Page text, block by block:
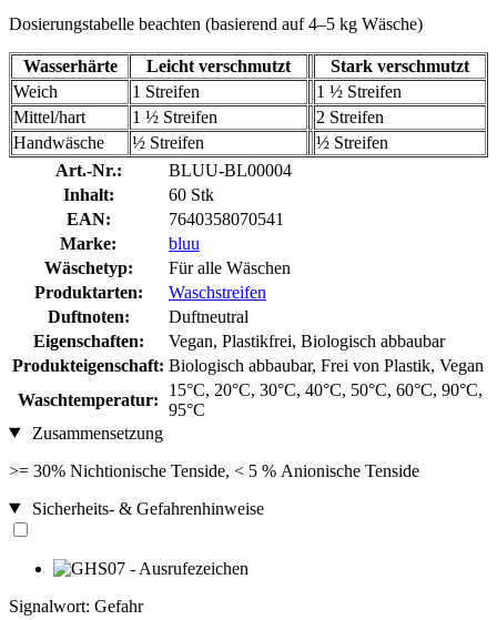
Dosierungstabelle beachten (basierend auf 4–5 kg Wäsche)
Wasserhärte Leicht verschmutzt
Stark verschmutzt
Weich
1 Streifen
1 ½ Streifen
Mittel/hart
1 ½ Streifen
2 Streifen
Handwäsche
½ Streifen
½ Streifen
Art.-Nr.:
BLUU-BL00004
Inhalt:
60 Stk
EAN:
7640358070541
Marke:
bluu
Wäschetyp:
Für alle Wäschen
Produktarten:
Waschstreifen
Duftnoten:
Duftneutral
Eigenschaften:
Vegan, Plastikfrei, Biologisch abbaubar
Produkteigenschaft: Biologisch abbaubar, Frei von Plastik, Vegan
Waschtemperatur:
15°C, 20°C, 30°C, 40°C, 50°C, 60°C, 90°C,
95°C
Zusammensetzung
>= 30% Nichtionische Tenside, < 5 % Anionische Tenside
Sicherheits- & Gefahrenhinweise
Signalwort: Gefahr